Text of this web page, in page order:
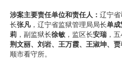
涉案主要责任单位和责任人： 辽宁
长张凡，辽宁省监狱管理局局长单
莉 ，副监狱长徐敏 ，监区长安瑞 ，
荆文丽、刘岩、王万霞、王淑坤、
顺市看守所。